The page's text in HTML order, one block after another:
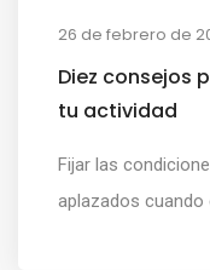
26 de febrero de
Diez consejos
tu actividad
Fijar las
aplazados cuando